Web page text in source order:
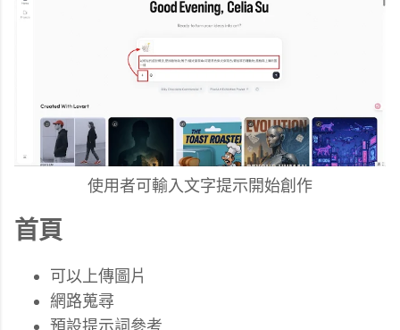
使用者可輸入文字提示開始創作
首頁
可以上傳圖片
網路蒐尋
預設提示詞參考